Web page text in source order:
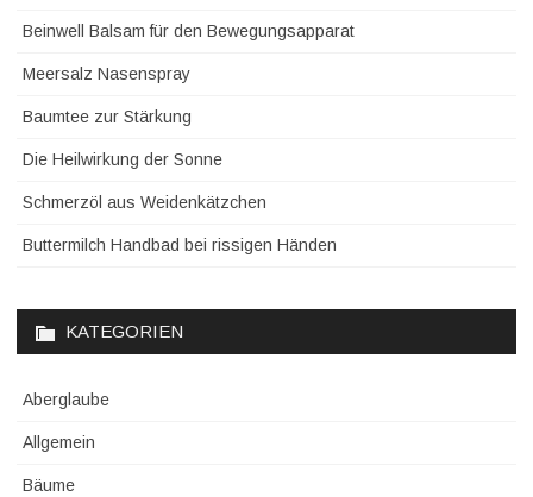
Beinwell Balsam für den Bewegungsapparat
Meersalz Nasenspray
Baumtee zur Stärkung
Die Heilwirkung der Sonne
Schmerzöl aus Weidenkätzchen
Buttermilch Handbad bei rissigen Händen
KATEGORIEN
Aberglaube
Allgemein
Bäume